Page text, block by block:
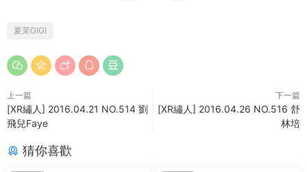
夏茉GIGI
上一篇
[XR繡人] 2016.04.21 NO.514 劉
飛兒Faye
下一篇
[XR繡人] 2016.04.26 NO.516 舒
林培
猜你喜歡